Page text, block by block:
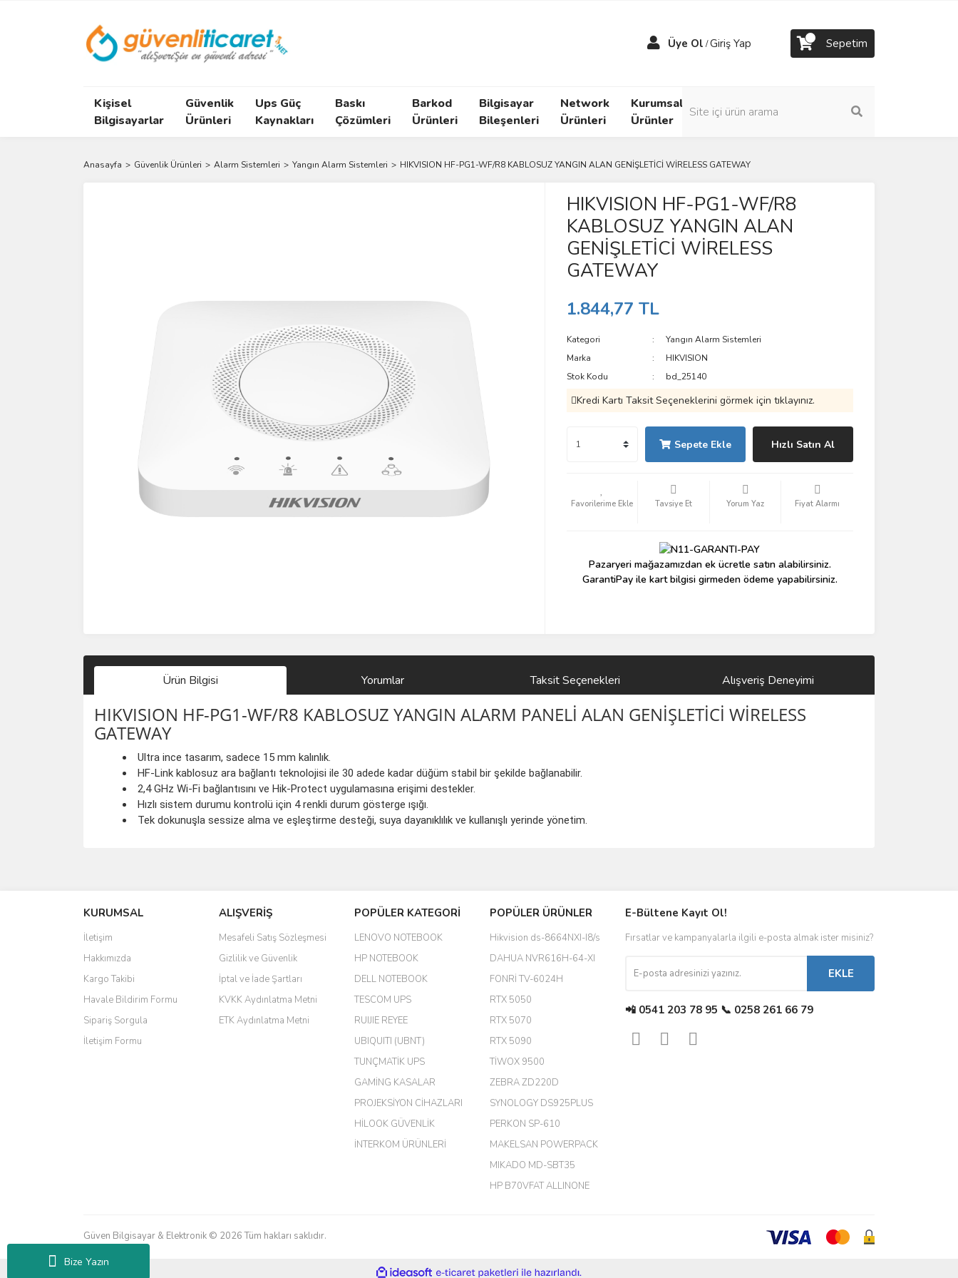
Bize Yazın
Üye Ol /Giriş Yap Sepetim
Kişisel
Bilgisayarlar
Güvenlik
Ürünleri
Ups Güç
Kaynakları
Baskı
Çözümleri
Barkod
Ürünleri
Bilgisayar
Bileşenleri
Network
Ürünleri
Kurumsal
Ürünler
Anasayfa Güvenlik Ürünleri Alarm Sistemleri Yangın Alarm Sistemleri HIKVISION HF-PG1-WF/R8 KABLOSUZ YANGIN ALAN GENİŞLETİCİ WİRELESS GATEWAY
HIKVISION HF-PG1-WF/R8
KABLOSUZ YANGIN ALAN
GENİŞLETİCİ WİRELESS
GATEWAY
1.844,77 TL
Kategori
Yangın Alarm Sistemleri
Marka
HIKVISION
Stok Kodu
bd_25140
Kredi Kartı Taksit Seçeneklerini görmek için tıklayınız.
Sepete Ekle Hızlı Satın Al
Tavsiye Et Yorum Yaz Fiyat Alarmı
Pazaryeri mağazamızdan ek ücretle satın alabilirsiniz.
GarantiPay ile kart bilgisi girmeden ödeme yapabilirsiniz.
Ürün Bilgisi Yorumlar Taksit Seçenekleri Alışveriş Deneyimi
HIKVISION HF-PG1-WF/R8 KABLOSUZ YANGIN ALARM PANELİ ALAN GENİŞLETİCİ WİRELESS
GATEWAY
Ultra ince tasarım, sadece 15 mm kalınlık.
HF-Link kablosuz ara bağlantı teknolojisi ile 30 adede kadar düğüm stabil bir şekilde bağlanabilir.
2,4 GHz Wi-Fi bağlantısını ve Hik-Protect uygulamasına erişimi destekler.
Hızlı sistem durumu kontrolü için 4 renkli durum gösterge ışığı.
Tek dokunuşla sessize alma ve eşleştirme desteği, suya dayanıklılık ve kullanışlı yerinde yönetim.
kamera ile 24 izlenmektedir diye küçük bir tabela olsa daha hoş olurdu
Barış Başaran | 04/07/2026
hızlı güvenli bir alışveriş oldu
Yalçın Kaya | 20/06/2026
Her şey için teşekkür ederim çok kaliteli bir firmasınız çok kaliteli ürün satıyorsunuz
Erdal Cingöz | 07/02/2026
KURUMSAL
İletişim
Hakkımızda
Kargo Takibi
Havale Bildirim Formu
Sipariş Sorgula
İletişim Formu
ALIŞVERİŞ
Mesafeli Satış Sözleşmesi
Gizlilik ve Güvenlik
İptal ve İade Şartları
KVKK Aydınlatma Metni
ETK Aydınlatma Metni
POPÜLER KATEGORİ
LENOVO NOTEBOOK
HP NOTEBOOK
DELL NOTEBOOK
TESCOM UPS
RUIJIE REYEE
UBIQUITI (UBNT)
TUNÇMATİK UPS
GAMİNG KASALAR
PROJEKSİYON CİHAZLARI
HİLOOK GÜVENLİK
İNTERKOM ÜRÜNLERİ
POPÜLER ÜRÜNLER
Hikvision ds-8664NXI-I8/s
DAHUA NVR616H-64-XI
FONRİ TV-6024H
RTX 5050
RTX 5070
RTX 5090
TİWOX 9500
ZEBRA ZD220D
SYNOLOGY DS925PLUS
PERKON SP-610
MAKELSAN POWERPACK
MIKADO MD-SBT35
HP B70VFAT ALLINONE
E-Bültene Kayıt Ol!
Fırsatlar ve kampanyalarla ilgili e-posta almak ister misiniz?
EKLE
📲 0541 203 78 95 📞 0258 261 66 79
Güven Bilgisayar & Elektronik © 2026 Tüm hakları saklıdır.
ideasoft e-